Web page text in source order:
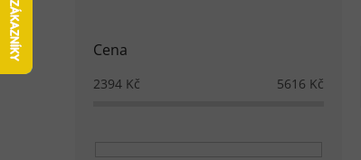
Cena
2394 Kč 5616 Kč